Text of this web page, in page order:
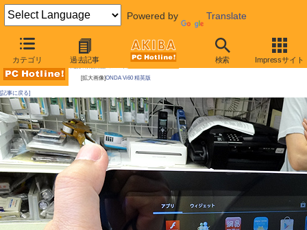
Powered by Translate
カテゴリ 過去記事 検索 Impressサイト
AKIBA PC Hotline!
[拡大画像]ONDA Vi60 精英版
[記事に戻る]